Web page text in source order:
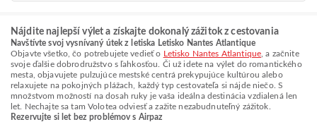
Nájdite najlepší výlet a získajte dokonalý zážitok z cestovania
Navštívte svoj vysnívaný útek z letiska Letisko Nantes Atlantique
Objavte všetko, čo potrebujete vedieť o Letisko Nantes Atlantique , a začnite
svoje ďalšie dobrodružstvo s ľahkosťou. Či už idete na výlet do romantického
mesta, objavujete pulzujúce mestské centrá prekypujúce kultúrou alebo
relaxujete na pokojných plážach, každý typ cestovateľa si nájde niečo. S
množstvom možností na dosah ruky je vaša ideálna destinácia vzdialená len
let. Nechajte sa tam Volotea odviesť a zažite nezabudnuteľný zážitok.
Rezervujte si let bez problémov s Airpaz